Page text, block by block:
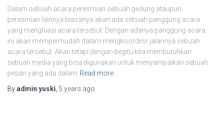
Dalam sebuah acara peresmian sebuah gedung ataupun
peresmian lainnya biasanya akan ada sebuah panggung acara
yang menghiasi acara tersebut. Dengan adanya panggung acara
ini akan mempermudah dalam mengkoordinir jalannya sebuah
acara tersebut. Akan tetapi dengan begitu kita membutuhkan
sebuah media yang bisa digunakan untuk menyampaikan sebuah
pesan yang ada dalam Read more
Byadmin yuski 5 years ago